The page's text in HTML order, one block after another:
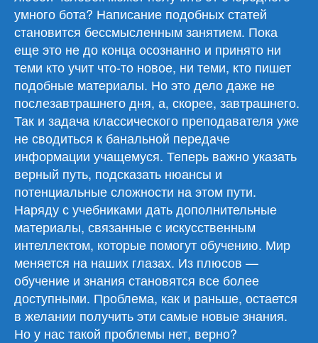
умного бота? Написание подобных статей
становится бессмысленным занятием. Пока
еще это не до конца осознанно и принято ни
теми кто учит что-то новое, ни теми, кто пишет
подобные материалы. Но это дело даже не
послезавтрашнего дня, а, скорее, завтрашнего.
Так и задача классического преподавателя уже
не сводиться к банальной передаче
информации учащемуся. Теперь важно указать
верный путь, подсказать нюансы и
потенциальные сложности на этом пути.
Наряду с учебниками дать дополнительные
материалы, связанные с искусственным
интеллектом, которые помогут обучению. Мир
меняется на наших глазах. Из плюсов —
обучение и знания становятся все более
доступными. Проблема, как и раньше, остается
в желании получить эти самые новые знания.
Но у нас такой проблемы нет, верно?